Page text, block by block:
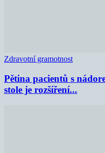
Zdravotní gramotnost
Pětina pacientů s
stole je rozšíření...